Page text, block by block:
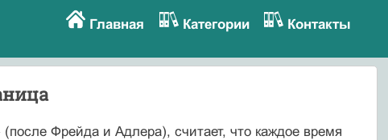
Главная Категории Контакты
(после Фрейда и Адлера), считает, что каждое время